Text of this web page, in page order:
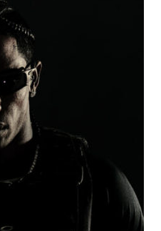
JOURNAL
ムのYouTube
IT #AH.H
#MUSIC
#OUTDOOR
HANDBOOK